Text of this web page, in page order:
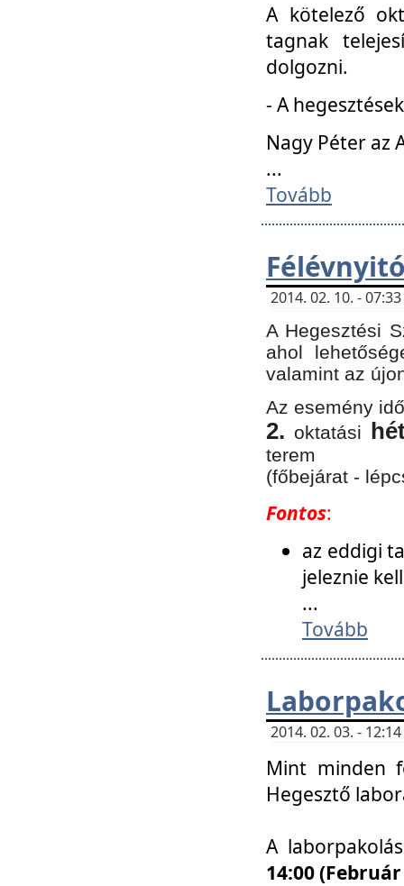
A kötelező
tagnak
dolgozni.
- A
Nagy Péter az
...
Tovább
2014. 02. 10. -
A Hegesztési
ahol
valamint az
Az esemény
2. oktatási
terem
(főbejárat -
Fontos:
az eddigi
jeleznie
...
Tovább
2014. 02. 03. -
Mint minden
Hegesztő
A
14:00